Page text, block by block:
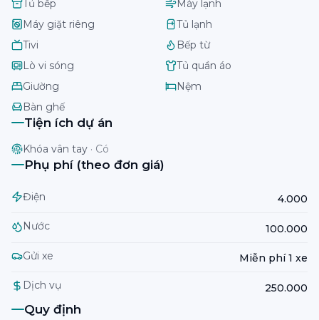
Tủ bếp
Máy lạnh
Máy giặt riêng
Tủ lạnh
Tivi
Bếp từ
Lò vi sóng
Tủ quần áo
Giường
Nệm
Bàn ghế
Tiện ích dự án
Khóa vân tay · Có
Phụ phí (theo đơn giá)
Điện 4.000
Nước 100.000
Gửi xe Miễn phí 1 xe
Dịch vụ 250.000
Quy định